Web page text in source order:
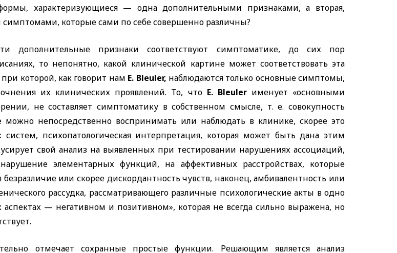
характеризующиеся — одна дополнительными признаками, а вторая,
которые сами по себе совершенно различны?
дополнительные признаки соответствуют симптоматике, до сих пор
то непонятно, какой клинической картине может соответствовать эта
которой, как говорит нам E. Bleuler, наблюдаются только основные симптомы,
их клинических проявлений. То, что E. Bleuler именует «основными
не составляет симптоматику в собственном смысле, т. е. совокупность
можно непосредственно воспринимать или наблюдать в клинике, скорее это
систем, психопатологическая интерпретация, которая может быть дана этим
свой анализ на выявленных при тестировании нарушениях ассоциаций,
элементарных функций, на аффективных расстройствах, которые
или скорее дискордантность чувств, наконец, амбивалентность или
рассудка, рассматривающего различные психологические акты в одно
— негативном и позитивном», которая не всегда сильно выражена, но
отмечает сохранные простые функции. Решающим является анализ